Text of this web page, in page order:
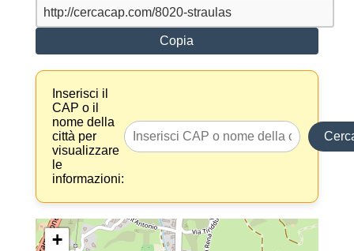
Copia
Inserisci il
CAP o il
nome della
città per
visualizzare
le
informazioni:
+